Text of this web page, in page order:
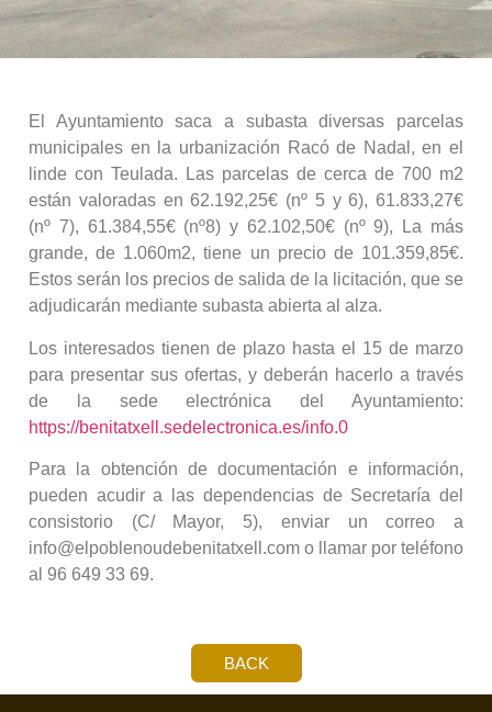
El Ayuntamiento saca a subasta diversas parcelas
municipales en la urbanización Racó de Nadal, en el
linde con Teulada. Las parcelas de cerca de 700 m2
están valoradas en 62.192,25€ (nº 5 y 6), 61.833,27€
(nº 7), 61.384,55€ (nº8) y 62.102,50€ (nº 9), La más
grande, de 1.060m2, tiene un precio de 101.359,85€.
Estos serán los precios de salida de la licitación, que se
adjudicarán mediante subasta abierta al alza.
Los interesados tienen de plazo hasta el 15 de marzo
para presentar sus ofertas, y deberán hacerlo a través
de la sede electrónica del Ayuntamiento:
https://benitatxell.sedelectronica.es/info.0
Para la obtención de documentación e información,
pueden acudir a las dependencias de Secretaría del
consistorio (C/ Mayor, 5), enviar un correo a
info@elpoblenoudebenitatxell.com o llamar por teléfono
al 96 649 33 69.
BACK